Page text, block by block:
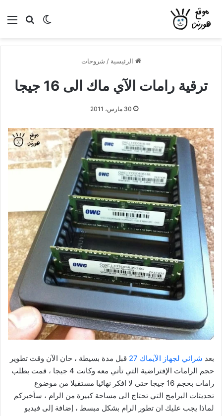
بحثالوضع
الرئيسية / شروحات
ترقية رامات الآي ماك الى 16 جيجا
30 مارس، 2011
بعد شرائي لجهاز الآيماك 27
قبل مدة بسيطة ، حان الآن وقت تطوير
حجم الرامات الإفتراضية التي تأتي معه وكانت 4 جيجا ، قمت بطلب
رامات بحجم 16 جيجا حتى لا افكر نهائيا مستقبلا من موضوع
تحديثات البرامج التي تحتاج الى مساحة كبيرة من الرام ، سأخبركم
لماذا يجب عليك ان تطور الرام بشكل مبسط ، إضافة إلى فيديو